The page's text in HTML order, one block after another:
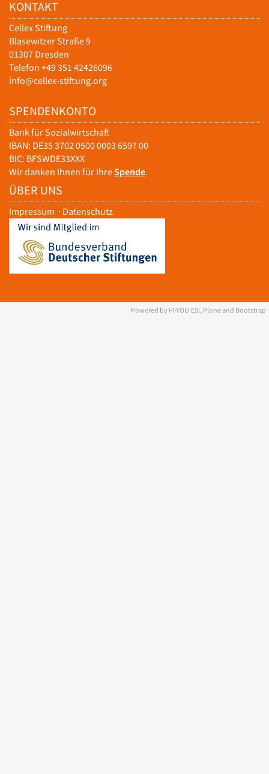
KONTAKT
Cellex Stiftung
Blasewitzer Straße 9
01307 Dresden
Telefon +49 351 42426096
info@cellex-stiftung.org
SPENDENKONTO
Bank für Sozialwirtschaft
IBAN: DE35 3702 0500 0003 6597 00
BIC: BFSWDE33XXX
Wir danken Ihnen für IhreSpende.
ÜBER UNS
Impressum · Datenschutz
Powered by I·T·YOU·ESI, Plone and Bootstrap